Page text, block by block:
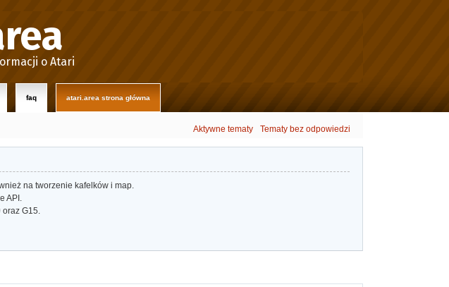
o Atari
faq atari.area strona główna
Aktywne tematy Tematy bez odpowiedzi
na tworzenie kafelków i map.
API.
oraz G15.